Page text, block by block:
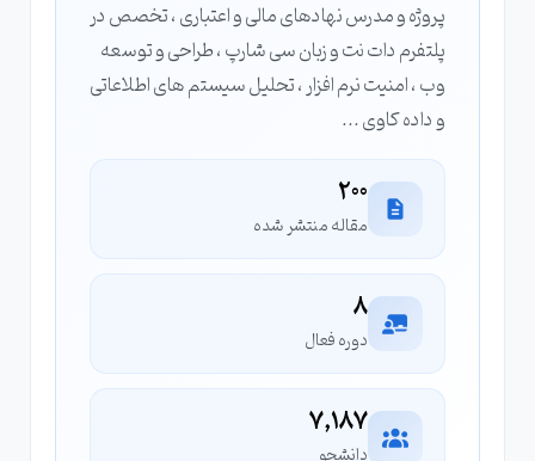
پروژه و مدرس نهادهای مالی و اعتباری ، تخصص در
پلتفرم دات نت و زبان سی شارپ ، طراحی و توسعه
وب ، امنیت نرم افزار ، تحلیل سیستم های اطلاعاتی
و داده کاوی ...
200
مقاله منتشر شده
8
دوره فعال
7,187
دانشجو